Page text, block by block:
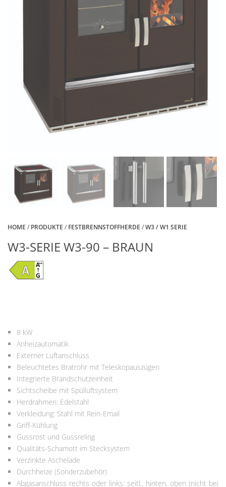
HOME / PRODUKTE / FESTBRENNSTOFFHERDE /W3 / W1 SERIE
W3-SERIE W3-90 – BRAUN
8 kW
Anheizautomatik
Externer Luftanschluss
Beleuchtetes Bratrohr mit Teleskopauszügen
Integrierte Brandschutzeinheit
Sichtscheibe mit Spülluftsystem
Herdrahmen: Edelstahl
Verkleidung: Stahl mit Rein-Email
Griff-Kühlung
Gussrost und Gussreling
Qualitäts-Schamott im Stecksystem
Verzinkte Aschelade
Durchheize (Sonderzubehör)
Abgasanschluss rechts oder links: seitl., hinten, oben (nicht bei